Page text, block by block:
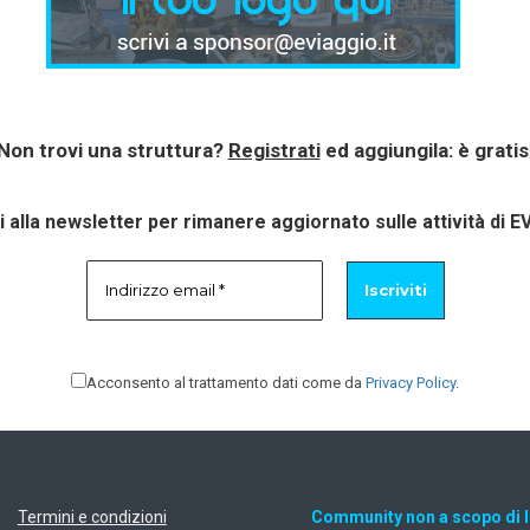
trovi una struttura? Registratied aggiungila: è
alla newsletter per rimanere aggiornato sulle attività di
Acconsento al trattamento dati come da Privacy Policy.
Termini e condizioni Community non a scopo di